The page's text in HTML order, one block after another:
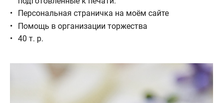
Персональная страничка на моём сайте
Помощь в организации торжества
40 т. р.